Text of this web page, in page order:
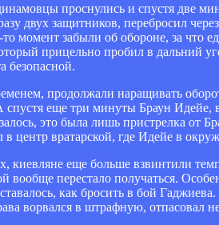
проснулись и спустя две
двух защитников, перебросил
момент забыли об обороне, за что
прицельно пробил в дальний
безопасной.
продолжали наращивать
еще три минуты Браун Идейе,
это была лишь пристрелка от
центр вратарской, где Идейе в
киевляне еще больше взвинтили
вообще перестало получаться.
как бросить в бой
ворвался в штрафную, отпасовал